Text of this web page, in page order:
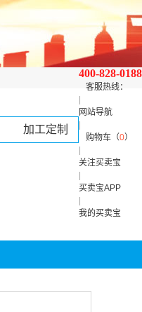
400-828-0188
客服热线：
网站导航
购物车（0）
关注买卖宝
买卖宝APP
我的买卖宝
加工定制